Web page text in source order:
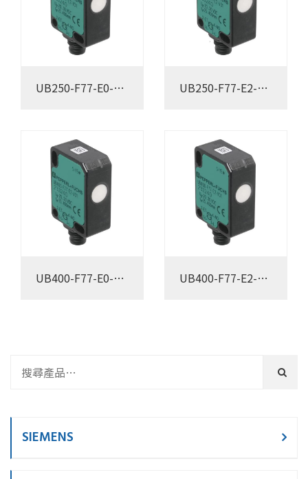
UB250-F77-E0-
UB250-F77-E2-
UB400-F77-E0-
UB400-F77-E2-
SIEMENS